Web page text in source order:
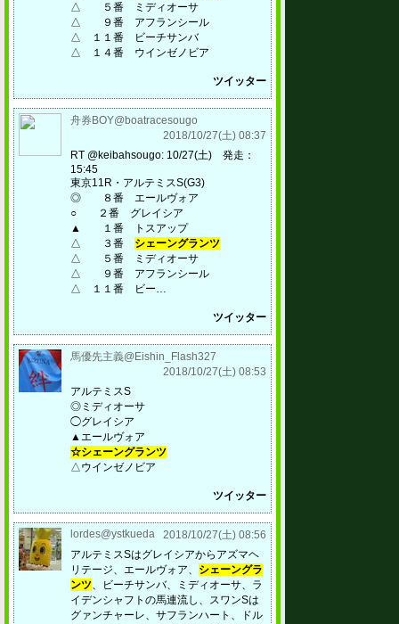
△ ５番 ミディオーサ
△ ９番 アフランシール
△ １１番 ビーチサンバ
△ １４番 ウインゼノビア
ツイッター
舟券BOY@boatracesougo
2018/10/27(土) 08:37
RT @keibahsougo: 10/27(土) 発走：
15:45
東京11R・アルテミスS(G3)
◎ ８番 エールヴォア
○ ２番 グレイシア
▲ １番 トスアップ
△ ３番 シェーングランツ
△ ５番 ミディオーサ
△ ９番 アフランシール
△ １１番 ビー…
ツイッター
馬優先主義@Eishin_Flash327
2018/10/27(土) 08:53
アルテミスS
◎ミディオーサ
◯グレイシア
▲エールヴォア
☆シェーングランツ
△ウインゼノビア
ツイッター
lordes@ystkueda
2018/10/27(土) 08:56
アルテミスSはグレイシアからアズマヘ
リテージ、エールヴォア、 シェーングラ
ンツ、ビーチサンバ、ミディオーサ、ラ
イデンシャフトの馬連流し、スワンSは
グァンチャーレ、サフランハート、ドル